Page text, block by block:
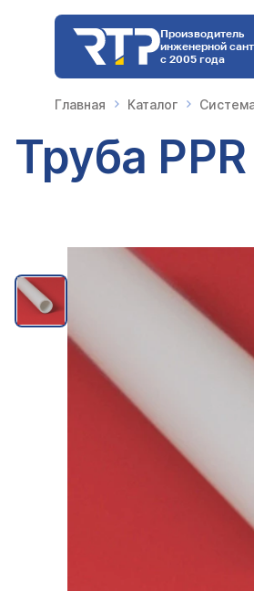
Производитель
инженерной
с 2005 года
Главная Каталог
Труба